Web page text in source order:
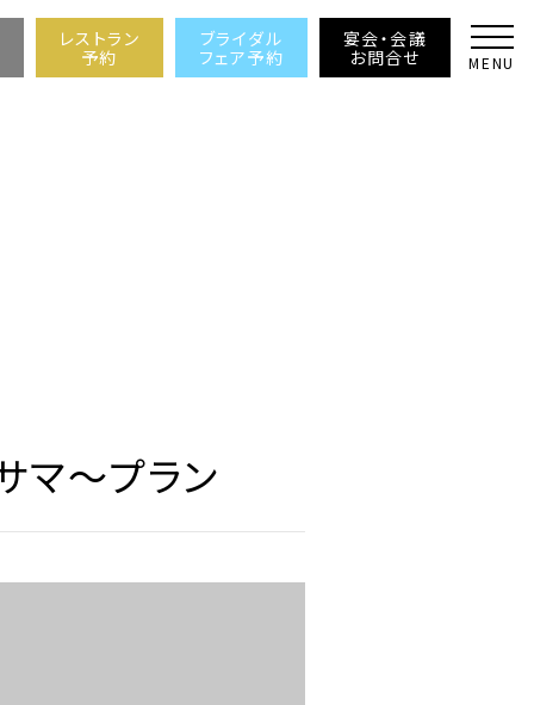
レストラン
予約
ブライダル
フェア予約
宴会・会議
お問合せ
MENU
マ～プラン